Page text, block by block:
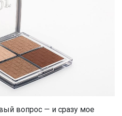
вопрос — и сразу мое